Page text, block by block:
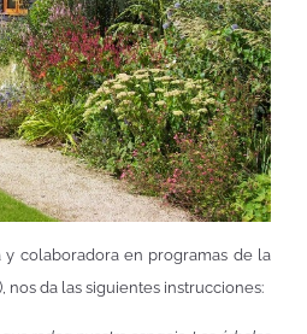
y colaboradora en programas de la
nos da las siguientes instrucciones: